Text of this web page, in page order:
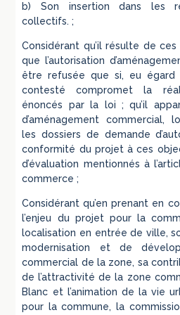
b) Son insertion dans les
collectifs. ;
Considérant qu’il résulte de
que l’autorisation
être refusée que si, eu
contesté compromet la
énoncés par la loi ; qu’il
d’aménagement commercial,
les dossiers de demande
conformité du projet à ces
d’évaluation mentionnés à
commerce ;
Considérant qu’en prenant en
l’enjeu du projet pour la
localisation en entrée de ville,
modernisation et de
commercial de la zone, sa
de l’attractivité de la zone
Blanc et l’animation de la vie
pour la commune, la